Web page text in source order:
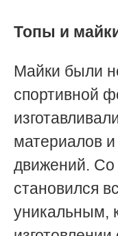
Топы и
Майки были
спортивной
материалов
движений. Со
становился
уникальным,